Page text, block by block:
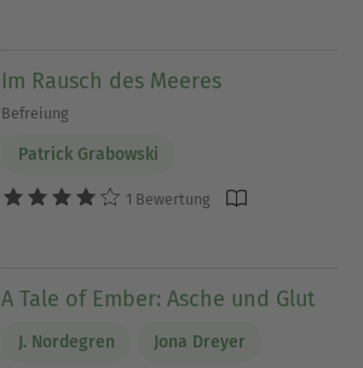
Im Rausch des Meeres
Befreiung
Patrick Grabowski
1 Bewertung
A Tale of Ember: Asche und Glut
J. Nordegren Jona Dreyer